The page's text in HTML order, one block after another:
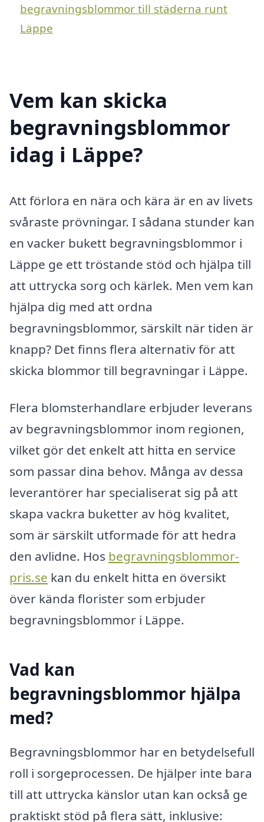
begravningsblommor till städerna runt
Läppe
Vem kan skicka
begravningsblommor
idag i Läppe?
Att förlora en nära och kära är en av livets
svåraste prövningar. I sådana stunder kan
en vacker bukett begravningsblommor i
Läppe ge ett tröstande stöd och hjälpa till
att uttrycka sorg och kärlek. Men vem kan
hjälpa dig med att ordna
begravningsblommor, särskilt när tiden är
knapp? Det finns flera alternativ för att
skicka blommor till begravningar i Läppe.
Flera blomsterhandlare erbjuder leverans
av begravningsblommor inom regionen,
vilket gör det enkelt att hitta en service
som passar dina behov. Många av dessa
leverantörer har specialiserat sig på att
skapa vackra buketter av hög kvalitet,
som är särskilt utformade för att hedra
den avlidne. Hos begravningsblommor-
pris.se kan du enkelt hitta en översikt
över kända florister som erbjuder
begravningsblommor i Läppe.
Vad kan
begravningsblommor hjälpa
med?
Begravningsblommor har en betydelsefull
roll i sorgeprocessen. De hjälper inte bara
till att uttrycka känslor utan kan också ge
praktiskt stöd på flera sätt, inklusive: